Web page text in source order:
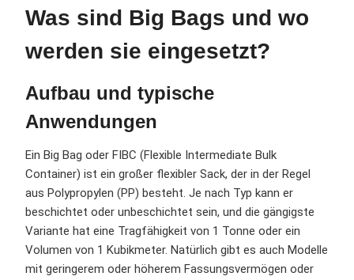
Was sind Big Bags und wo
werden sie eingesetzt?
Aufbau und typische
Anwendungen
Ein Big Bag oder FIBC (Flexible Intermediate Bulk
Container) ist ein großer flexibler Sack, der in der Regel
aus Polypropylen (PP) besteht. Je nach Typ kann er
beschichtet oder unbeschichtet sein, und die gängigste
Variante hat eine Tragfähigkeit von 1 Tonne oder ein
Volumen von 1 Kubikmeter. Natürlich gibt es auch Modelle
mit geringerem oder höherem Fassungsvermögen oder